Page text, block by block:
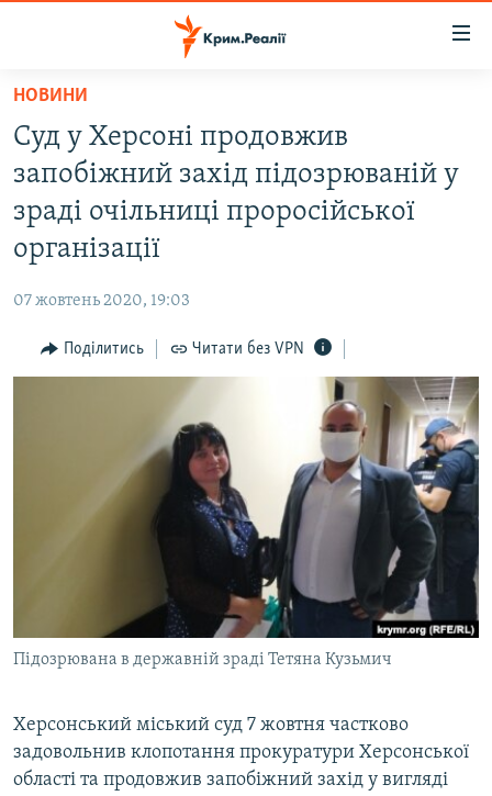
Перейти
основного
матеріалу
Перейти
до
основної
Перейти
пошуку
ВОДА.КРИМ
ВІДЕО ТА ФОТО
ПОЛІТИКА
ІНТЕРВ'Ю
ВІДЕОУРОКИ «ELIFBE»
УКРАЇНСЬКА ПРОБЛЕМА КРИМУ
ІНФОГРАФІКА
ЯК ОБІЙТИ БЛОКУВАННЯ
Усі сайти RFE/RL
НОВИНИ
Суд у Херсоні продовжив
запобіжний захід підозрюваній у
зраді очільниці проросійської
організації
07 жовтень 2020, 19:03
Поділитись Читати без VPN
Підозрювана в державній зраді Тетяна Кузьмич
Херсонський міський суд 7 жовтня частково
задовольнив клопотання прокуратури Херсонської
області та продовжив запобіжний захід у вигляді